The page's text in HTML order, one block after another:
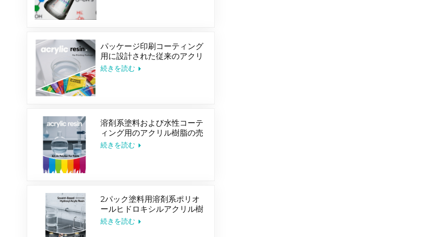
パッケージ印刷コーティング
用に設計された従来のアクリ
ル共重合体エマルジョン
続きを読む
溶剤系塗料および水性コーテ
ィング用のアクリル樹脂の売
れ筋
続きを読む
2パック塗料用溶剤系ポリオ
ールヒドロキシルアクリル樹
脂
続きを読む